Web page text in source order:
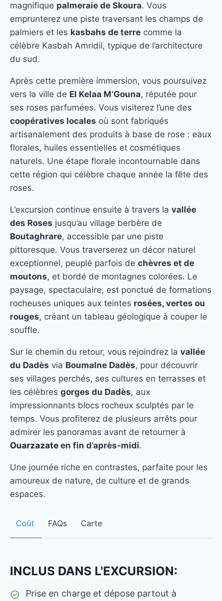
magnifique palmeraie de Skoura. Vous
emprunterez une piste traversant les champs de
palmiers et les kasbahs de terre comme la
célèbre Kasbah Amridil, typique de l’architecture
du sud.
Après cette première immersion, vous poursuivez
vers la ville de El Kelaa M’Gouna, réputée pour
ses roses parfumées. Vous visiterez l’une des
coopératives locales où sont fabriqués
artisanalement des produits à base de rose : eaux
florales, huiles essentielles et cosmétiques
naturels. Une étape florale incontournable dans
cette région qui célèbre chaque année la fête des
roses.
L’excursion continue ensuite à travers la vallée
des Roses jusqu’au village berbère de
Boutaghrare, accessible par une piste
pittoresque. Vous traverserez un décor naturel
exceptionnel, peuplé parfois de chèvres et de
moutons, et bordé de montagnes colorées. Le
paysage, spectaculaire, est ponctué de formations
rocheuses uniques aux teintes rosées, vertes ou
rouges, créant un tableau géologique à couper le
souffle.
Sur le chemin du retour, vous rejoindrez la vallée
du Dadès via Boumalne Dadès, pour découvrir
ses villages perchés, ses cultures en terrasses et
les célèbres gorges du Dadès, aux
impressionnants blocs rocheux sculptés par le
temps. Vous profiterez de plusieurs arrêts pour
admirer les panoramas avant de retourner à
Ouarzazate en fin d’après-midi.
Une journée riche en contrastes, parfaite pour les
amoureux de nature, de culture et de grands
espaces.
Coût FAQs Carte
INCLUS DANS L'EXCURSION:
Prise en charge et dépose partout à